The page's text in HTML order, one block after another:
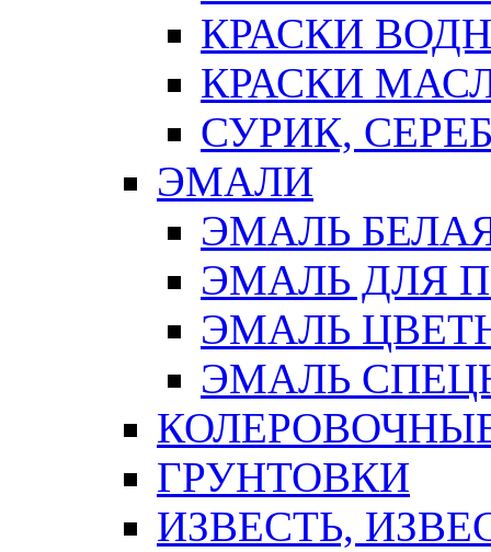
КРАСКИ
КРАСКИ
СУРИК,
ЭМАЛИ
ЭМАЛЬ
ЭМАЛЬ ДЛЯ
ЭМАЛЬ
ЭМАЛЬ
ГРУНТОВКИ
ИЗВЕСТЬ,